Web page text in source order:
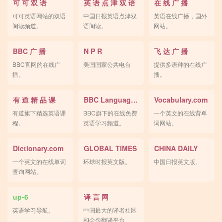
可 可 双 语
可可英语网站的双语
阅读频道。
英 语 点 津 双 语
中国日报英语点津双
语阅读。
在 线 广 播
英语在线广播，国外
网站。
BBC 广 播
BBC官网的在线广
播。
N P R
美国国家公共电台
飞 达 广 播
提供多语种的在线广
播。
有 道 精 品 课
有道旗下精选英语课
程。
BBC Languages
BBC旗下的在线免费
英语学习频道。
Vocabulary.com
一个英文的在线背单
词网站。
Dictionary.com
一个英文的在线单词
查询网站。
GLOBAL TIMES
环球时报英文版。
CHINA DAILY
中国日报英文版。
up-6
英语学习导航。
译 言 网
中国最大的译者社区
和众包翻译平台。